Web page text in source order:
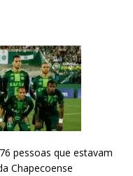
pessoas que estavam
Chapecoense